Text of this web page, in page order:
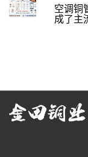
空调铜
成了主